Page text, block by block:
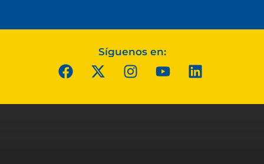
Síguenos en: